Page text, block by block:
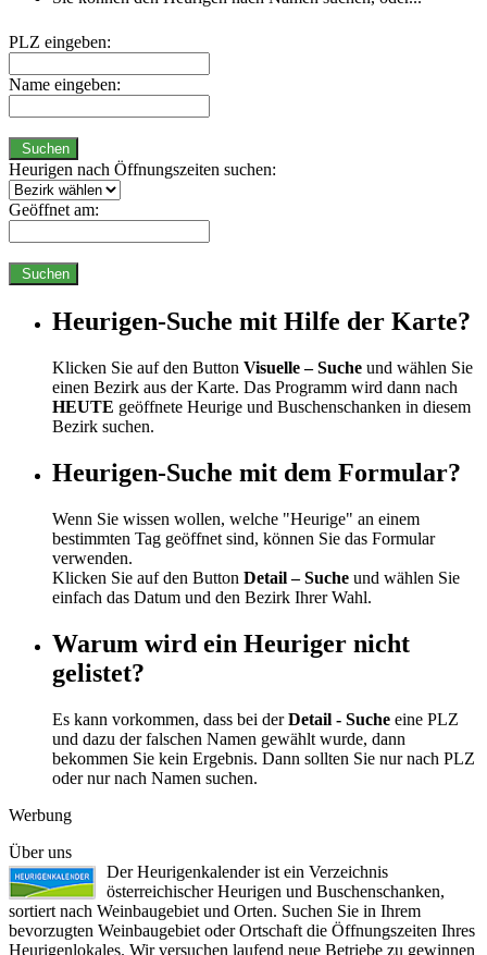
PLZ eingeben:
Name eingeben:
Suchen
Heurigen nach Öffnungszeiten suchen:
Geöffnet am:
Suchen
Heurigen-Suche mit Hilfe der Karte?
Klicken Sie auf den Button Visuelle – Suche und wählen Sie
einen Bezirk aus der Karte. Das Programm wird dann nach
HEUTE geöffnete Heurige und Buschenschanken in diesem
Bezirk suchen.
Heurigen-Suche mit dem Formular?
Wenn Sie wissen wollen, welche "Heurige" an einem
bestimmten Tag geöffnet sind, können Sie das Formular
verwenden.
Klicken Sie auf den Button Detail – Suche und wählen Sie
einfach das Datum und den Bezirk Ihrer Wahl.
Warum wird ein Heuriger nicht
gelistet?
Es kann vorkommen, dass bei derDetail - Suche eine PLZ
und dazu der falschen Namen gewählt wurde, dann
bekommen Sie kein Ergebnis. Dann sollten Sie nur nach PLZ
oder nur nach Namen suchen.
Werbung
Über uns
Der Heurigenkalender ist ein Verzeichnis
österreichischer Heurigen und Buschenschanken,
sortiert nach Weinbaugebiet und Orten. Suchen Sie in Ihrem
bevorzugten Weinbaugebiet oder Ortschaft die Öffnungszeiten Ihres
Heurigenlokales. Wir versuchen laufend neue Betriebe zu gewinnen